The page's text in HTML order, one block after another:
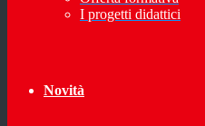
I progetti didattici
Novità